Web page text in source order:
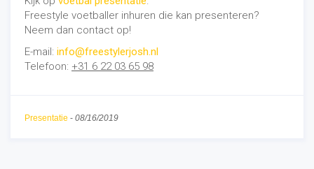
Freestyle voetballer inhuren die kan presenteren?
Neem dan contact op!
E-mail: info@freestylerjosh.nl
Telefoon: +31 6 22 03 65 98
Presentatie - 08/16/2019